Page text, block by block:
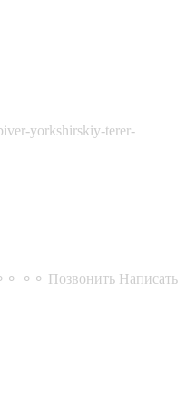
yorkshirskiy-terer-
⚬⚬ Позвонить Написать